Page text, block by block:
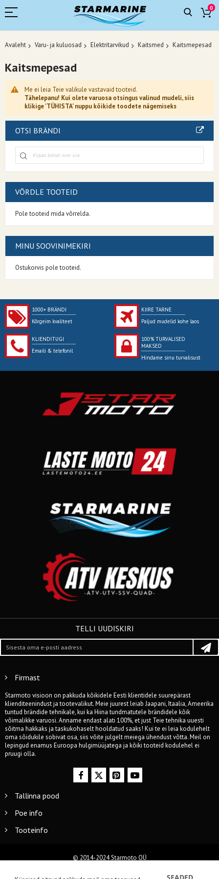
0
Avaleht Varu- ja kuluosad Elektritarvikud Kaitsmed Kaitsmepesad
Kaitsmepesad
Me ei leia Teie valikule vastavaid tooteid.
Tähelepanu! Kui olete varuosa otsingus valinud mudeli, siis
klikige 'TÜHISTA' nuppu kõikide toodete nägemiseks
OTSI BRÄNDI
VÕRDLE TOOTEID
Pole tooteid mida võrrelda.
MINU SOOVINIMEKIRI
Ostukorvis pole tooteid.
1000+ BRÄNDI
Kõrgeim kvaliteet
KIIRE TARNE
Paljud mudelid kohe laos
KLIENDITUGI
Emaili & telefonil
100% TURVALISED
MAKSED
Hindame sinu turvalisust
TELLI UUDISKIRI
Firmast
Starmoto visioon on pakkuda kõikidele Eesti klientidele suurepärast
klienditeenindust ja tootevalikut. Meie juurest leiab Jaapani, Itaalia, Ameerika
tuntud brändide tehnikale, kui ka Hiina tundmatutele brändidele kõik
võimalikke varuosi. Anname endast alati 100%, et just Teie tehnika uuesti
sõitma hakkaks ja taskukohaselt hooldatud saaks! Kui te ei leia kodulehelt
oma sõidukile sobivat osa, siis võite julgelt meiega ühendust võtta. Meil on
lepingud enamus Euroopa hulgimüüjatega ja kõiki tooteid kodulehel ei
pruugi olla.
Tallinna pood
Poe info
Tooteinfo
© 2014-2024 Starmoto OÜ